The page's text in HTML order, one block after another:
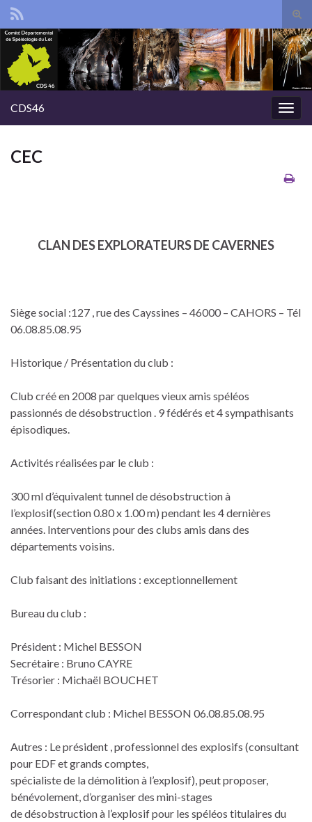
Search for:
CDS46
CEC
CLAN DES EXPLORATEURS DE CAVERNES
Siège social :127 , rue des Cayssines – 46000 – CAHORS – Tél
06.08.85.08.95
Historique / Présentation du club :
Club créé en 2008 par quelques vieux amis spéléos
passionnés de désobstruction . 9 fédérés et 4 sympathisants
épisodiques.
Activités réalisées par le club :
300 ml d’équivalent tunnel de désobstruction à
l’explosif(section 0.80 x 1.00 m) pendant les 4 dernières
années. Interventions pour des clubs amis dans des
départements voisins.
Club faisant des initiations : exceptionnellement
Bureau du club :
Président : Michel BESSON
Secrétaire : Bruno CAYRE
Trésorier : Michaël BOUCHET
Correspondant club : Michel BESSON 06.08.85.08.95
Autres : Le président , professionnel des explosifs (consultant
pour EDF et grands comptes,
spécialiste de la démolition à l’explosif), peut proposer,
bénévolement, d’organiser des mini-stages
de désobstruction à l’explosif pour les spéléos titulaires du